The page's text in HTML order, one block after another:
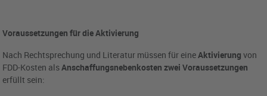
Voraussetzungen für die Aktivierung
Nach Rechtsprechung und Literatur müssen für eineAktivierung von
FDD-Kosten alsAnschaffungsnebenkosten zwei Voraussetzungen
erfüllt sein: